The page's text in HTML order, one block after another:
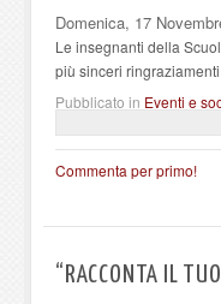
Domenica, 17
Le insegnanti della
più sinceri
Pubblicato in Eventi e
Commenta per primo!
“RACCONTA IL